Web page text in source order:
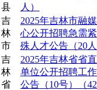
县
人）
吉
林
市
2025年吉林市融
心公开招聘急需
殊人才公告（20人
吉
林
省
2025年吉林省省
单位公开招聘工
公告（10号）（42